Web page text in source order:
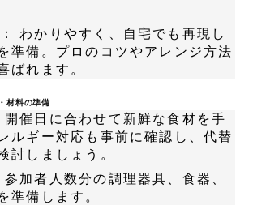
わかりやすく、自宅でも再現し
準備。プロのコツやアレンジ方法
ばれます。
材料の準備
開催日に合わせて新鮮な食材を手
ルギー対応も事前に確認し、代替
討しましょう。
参加者人数分の調理器具、食器、
準備します。